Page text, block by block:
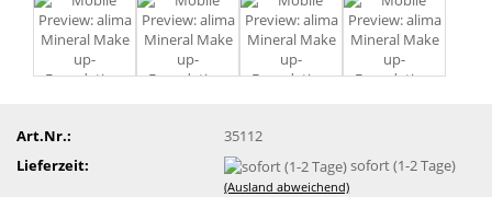
Art.Nr.:
35112
Lieferzeit:
sofort (1-2 Tage)
(Ausland abweichend)